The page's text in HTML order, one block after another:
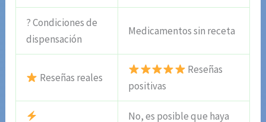
? Condiciones de
dispensación
Medicamentos sin receta
Reseñas reales
Reseñas
positivas
No, es posible que haya